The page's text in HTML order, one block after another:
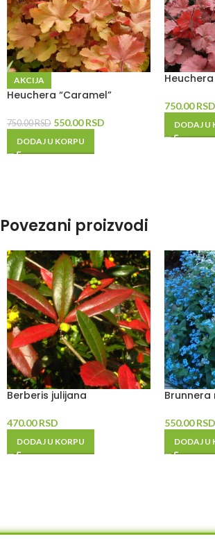
AKCIJA
Heuchera “Caramel”
750.00RSD 550.00RSD
DODAJ U KORPU
750.00RSD
DODAJ U
Povezani proizvodi
Berberis julijana
470.00RSD
DODAJ U KORPU
550.00RSD
DODAJ U